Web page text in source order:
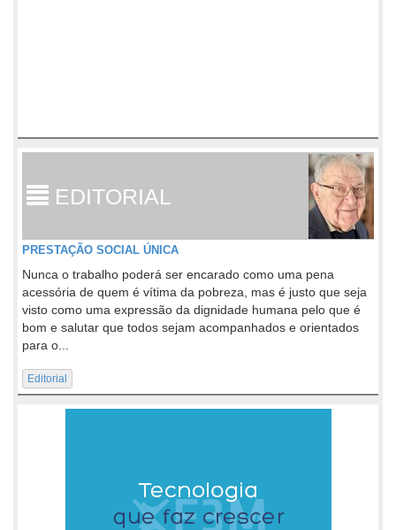
EDITORIAL
PRESTAÇÃO SOCIAL ÚNICA
Nunca o trabalho poderá ser encarado como uma pena
acessória de quem é vítima da pobreza, mas é justo que seja
visto como uma expressão da dignidade humana pelo que é
bom e salutar que todos sejam acompanhados e orientados
para o...
Editorial